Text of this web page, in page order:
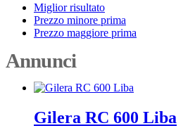
Miglior risultato
Prezzo minore prima
Prezzo maggiore prima
Annunci
Gilera RC 600 Liba